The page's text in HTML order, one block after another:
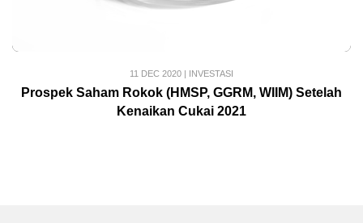
11 DEC 2020 | INVESTASI
Prospek Saham Rokok (HMSP, GGRM, WIIM) Setelah
Kenaikan Cukai 2021